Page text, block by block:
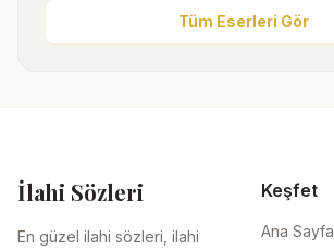
Tüm Eserleri Gör
İlahi Sözleri
En güzel ilahi sözleri, ilahi
Keşfet
Ana Sayfa